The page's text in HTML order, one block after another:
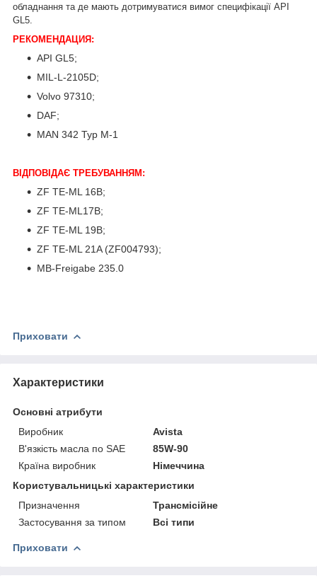
обладнання та де мають дотримуватися вимог специфікації API
GL5.
РЕКОМЕНДАЦИЯ:
API GL5;
MIL-L-2105D;
Volvo 97310;
DAF;
MAN 342 Typ M-1
ВІДПОВІДАЄ ТРЕБУВАННЯМ:
ZF TE-ML 16B;
ZF TE-ML17B;
ZF TE-ML 19B;
ZF TE-ML 21A (ZF004793);
MB-Freigabe 235.0
Приховати
Характеристики
Основні атрибути
Виробник
Avista
В'язкість масла по SAE
85W-90
Країна виробник
Німеччина
Користувальницькі характеристики
Призначення
Трансмісійне
Застосування за типом
Всі типи
Приховати